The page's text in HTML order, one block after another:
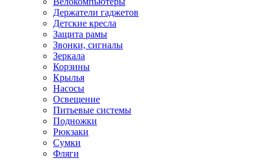
Держатели гаджетов
Детские кресла
Защита рамы
Звонки, сигналы
Зеркала
Корзины
Крылья
Насосы
Освещение
Питьевые системы
Подножки
Рюкзаки
Сумки
Фляги